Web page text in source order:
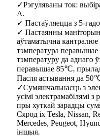
✓Рэгуляваны ток:
А.
✓ Пастаўляецца з 5-
✓ Пастаянны
аўтаматычна кантралюе
тэмпература
тэмпературу да аднаго
перавышае 85℃,
Пасля астывання да
✓Сумяшчальнасць з
усімі электрамабілямі
пры хуткай зарадцы
Сярод іх Tesla, Nissan,
Mercedes, Peugeot,
іншыя.